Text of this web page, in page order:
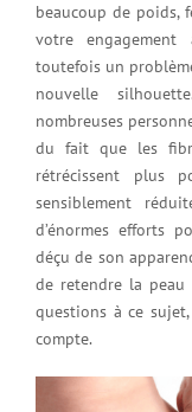
beaucoup de poids,
votre
toutefois un
nouvelle
nombreuses
du fait que les
rétrécissent plus
sensiblement
d’énormes efforts
déçu de son
de retendre la
questions à ce
compte.